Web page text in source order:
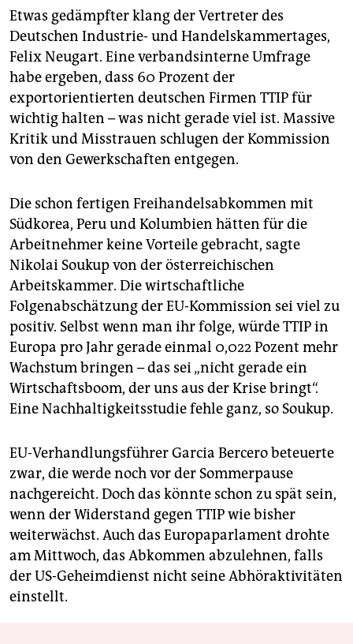
Etwas gedämpfter klang der Vertreter des
Deutschen Industrie- und Handelskammertages,
Felix Neugart. Eine verbandsinterne Umfrage
habe ergeben, dass 60 Prozent der
exportorientierten deutschen Firmen TTIP für
wichtig halten – was nicht gerade viel ist. Massive
Kritik und Misstrauen schlugen der Kommission
von den Gewerkschaften entgegen.
Die schon fertigen Freihandelsabkommen mit
Südkorea, Peru und Kolumbien hätten für die
Arbeitnehmer keine Vorteile gebracht, sagte
Nikolai Soukup von der österreichischen
Arbeitskammer. Die wirtschaftliche
Folgenabschätzung der EU-Kommission sei viel zu
positiv. Selbst wenn man ihr folge, würde TTIP in
Europa pro Jahr gerade einmal 0,022 Pozent mehr
Wachstum bringen – das sei „nicht gerade ein
Wirtschaftsboom, der uns aus der Krise bringt“.
Eine Nachhaltigkeitsstudie fehle ganz, so Soukup.
EU-Verhandlungsführer Garcia Bercero beteuerte
zwar, die werde noch vor der Sommerpause
nachgereicht. Doch das könnte schon zu spät sein,
wenn der Widerstand gegen TTIP wie bisher
weiterwächst. Auch das Europaparlament drohte
am Mittwoch, das Abkommen abzulehnen, falls
der US-Geheimdienst nicht seine Abhöraktivitäten
einstellt.